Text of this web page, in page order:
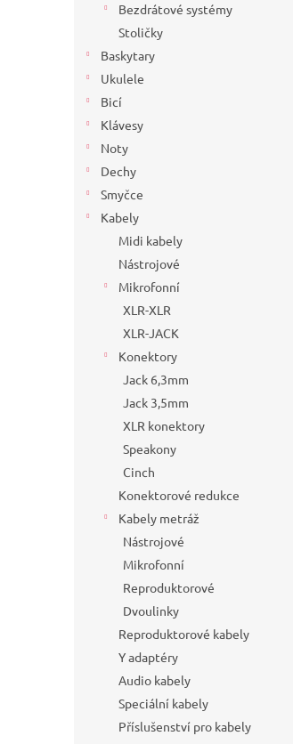
Bezdrátové systémy
Stoličky
Baskytary
Ukulele
Bicí
Klávesy
Noty
Dechy
Smyčce
Kabely
Midi kabely
Nástrojové
Mikrofonní
XLR-XLR
XLR-JACK
Konektory
Jack 6,3mm
Jack 3,5mm
XLR konektory
Speakony
Cinch
Konektorové redukce
Kabely metráž
Nástrojové
Mikrofonní
Reproduktorové
Dvoulinky
Reproduktorové kabely
Y adaptéry
Audio kabely
Speciální kabely
Příslušenství pro kabely